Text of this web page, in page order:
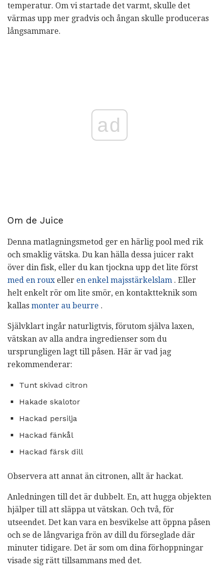
temperatur. Om vi ​​startade det varmt, skulle det
värmas upp mer gradvis och ångan skulle produceras
långsammare.
ad
Om de Juice
Denna matlagningsmetod ger en härlig pool med rik
och smaklig vätska. Du kan hälla dessa juicer rakt
över din fisk, eller du kan tjockna upp det lite först
med en rouxeller en enkel majsstärkelslam . Eller
helt enkelt rör om lite smör, en kontaktteknik som
kallas monter au beurre .
Självklart ingår naturligtvis, förutom själva laxen,
vätskan av alla andra ingredienser som du
ursprungligen lagt till påsen. Här är vad jag
rekommenderar:
Tunt skivad citron
Hakade skalotor
Hackad persilja
Hackad fänkål
Hackad färsk dill
Observera att annat än citronen, allt är hackat.
Anledningen till det är dubbelt. En, att hugga objekten
hjälper till att släppa ut vätskan. Och två, för
utseendet. Det kan vara en besvikelse att öppna påsen
och se de långvariga frön av dill du förseglade där
minuter tidigare. Det är som om dina förhoppningar
visade sig rätt tillsammans med det.